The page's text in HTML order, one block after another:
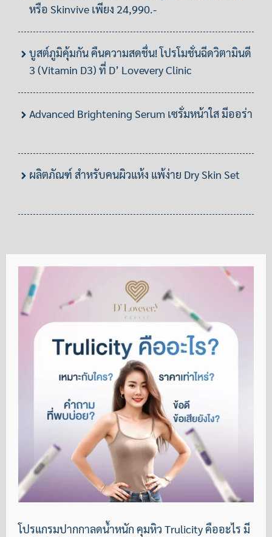
หรือ Skinvive เพียง 24,990.-
บูสต์ภูมิคุ้มกัน คืนความสดชื่น! โปรโมชั่นฉีดวิตามินดี
3 (Vitamin D3) ที่ D’ Lovevery Clinic
Advanced Brightening Serum เซรั่มหน้าใส มีออร่า
ผลิตภัณฑ์ สำหรับคนผิวแห้ง แพ้ง่าย Dry Skin Set
โปรแกรมปากกาลดน้ำหนัก คุมหิว Trulicity คืออะไร มี